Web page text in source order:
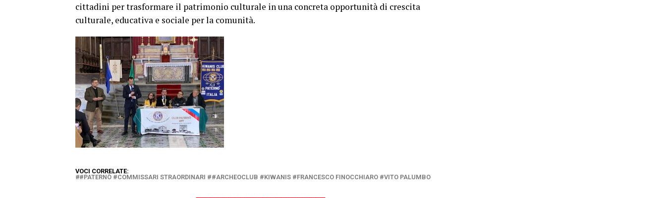
cittadini per trasformare il patrimonio culturale in una concreta opportunità di crescita
culturale, educativa e sociale per la comunità.
VOCI CORRELATE:
#PATERNÒ #COMMISSARI STRAORDINARI ##ARCHEOCLUB #KIWANIS #FRANCESCO FINOCCHIARO #VITO PALUMBO